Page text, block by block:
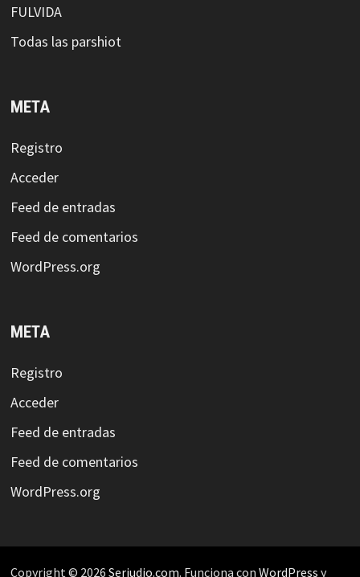
FULVIDA
Todas las parshiot
META
Registro
Acceder
Feed de entradas
Feed de comentarios
WordPress.org
META
Registro
Acceder
Feed de entradas
Feed de comentarios
WordPress.org
Copyright © 2026 Serjudio.com. Funciona con WordPress y